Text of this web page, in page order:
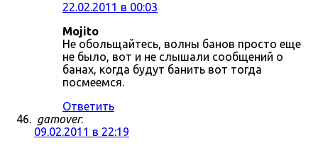
22.02.2011 в 00:03
Mojito
Не обольщайтесь, волны банов просто еще
не было, вот и не слышали сообщений о
банах, когда будут банить вот тогда
посмеемся.
Ответить
gamover:
09.02.2011 в 22:19